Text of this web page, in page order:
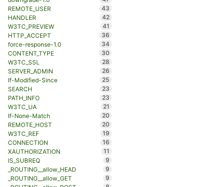
REMOTE_USER
43
HANDLER
42
W3TC_PREVIEW
41
HTTP_ACCEPT
36
force-response-1.0
34
CONTENT_TYPE
30
W3TC_SSL
28
SERVER_ADMIN
26
If-Modified-Since
25
SEARCH
23
PATH_INFO
23
W3TC_UA
21
If-None-Match
20
REMOTE_HOST
20
W3TC_REF
19
CONNECTION
16
XAUTHORIZATION
11
IS_SUBREQ
9
_ROUTING__allow_HEAD
9
_ROUTING__allow_GET
9